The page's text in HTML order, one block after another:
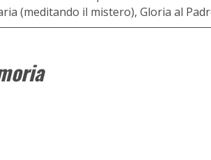
(meditando il mistero), Gloria al